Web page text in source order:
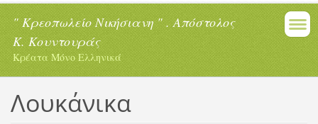
" Κρεοπωλείο Νικήσιανη " . Απόστολος
Κ. Κουντουράς
Κρέατα Μόνο Ελληνικά
Λουκάνικα